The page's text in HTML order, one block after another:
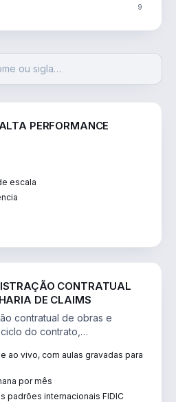
9
PERFORMANCE
escala
CONTRATUAL
DE CLAIMS
contratual de obras e
do contrato,
ao vivo, com aulas gravadas para
por mês
padrões internacionais FIDIC